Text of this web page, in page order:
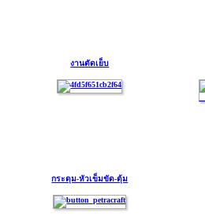
งานตัดเย็บ
กระดุม-หัวเข็มขัด-ตุ้ม